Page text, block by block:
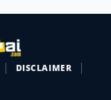
DISCLAIMER